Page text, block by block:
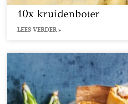
10x kruidenboter
LEES VERDER »